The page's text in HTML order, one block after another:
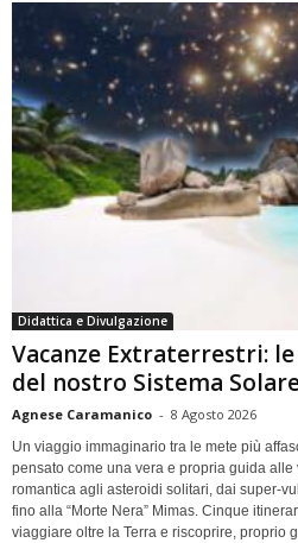
Didattica e Divulgazione
Vacanze Extraterrestri:
del nostro Sistema
Agnese Caramanico - 8 Agosto 2026
Un viaggio immaginario tra le mete più
pensato come una vera e propria guida
romantica agli asteroidi solitari, dai super-
fino alla “Morte Nera” Mimas. Cinque
viaggiare oltre la Terra e riscoprire, proprio